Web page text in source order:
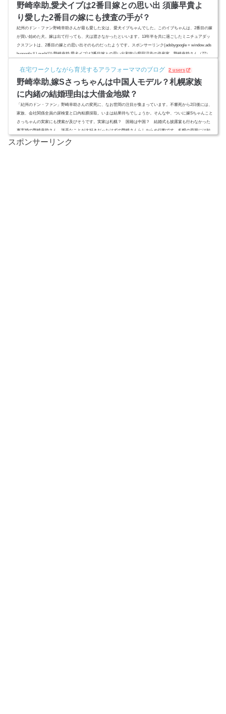
野崎幸助,愛犬イブは2番目嫁との思い出 須藤早貴よ
り愛した2番目の嫁にも捜査の手が？
紀州のドン・ファン野崎幸助さんが最も愛した女は、愛犬イブちゃんでした。このイブちゃんは、2番目の嫁
が買い始めた犬。嫁は出て行っても、犬は渡さなかったといいます。13年半を共に過ごしたミニチュアダッ
クスフントは、2番目の嫁との思い出そのものだったようです。スポンサーリンク(adsbygoogle = window.ads
bygoogle || ).push({});野崎幸助,愛犬イブは2番目嫁との思い出和歌山県田辺市の資産家、野崎幸助さん（77）
〇剤中毒...
在宅ワークしながら育児するアラフォーママのブログ 2 users
野崎幸助,嫁Sさっちゃんは中国人モデル？札幌家族
に内緒の結婚理由は大借金地獄？
「紀州のドン・ファン」野崎幸助さんの変死に、なお世間の注目が集まっています。不審死から2日後には、
家族、会社関係全員の尿検査と口内粘膜採取。いまは結果待ちでしょうか。そんな中、ついに嫁Sちゃんこと
さっちゃんの実家にも捜索が及びそうです。実家は札幌？ 国籍は中国？ 結婚式も披露宴も行わなかった
事実婚の野崎幸助さん。派手なことが大好きだったはずの野崎さんらしからぬ行動です。札幌の両親には知
らせないでほしい？絶縁状態のワケとは。。。スポンサーリンク(adsbygoogle = window.adsbygoogle || ).push
スポンサーリンク